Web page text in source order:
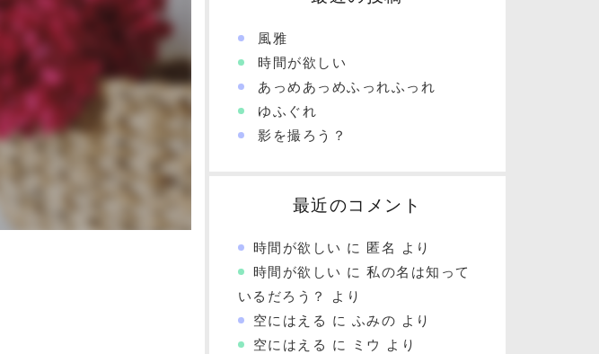
風雅
時間が欲しい
あっめあっめふっれふっれ
ゆふぐれ
影を撮ろう？
最近のコメント
時間が欲しい に 匿名 より
時間が欲しい に 私の名は知って
いるだろう？
より
空にはえる に ふみの より
空にはえる に ミウ より